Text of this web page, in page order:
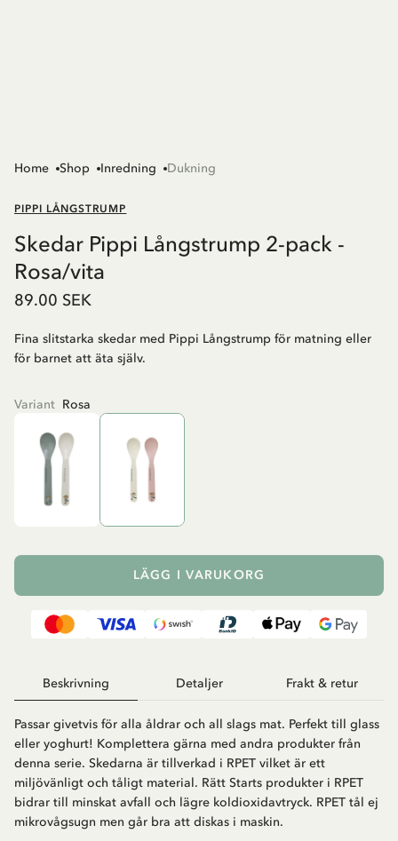
Home Shop Inredning Dukning
PIPPI LÅNGSTRUMP
Skedar Pippi Långstrump 2-pack -
Rosa/vita
89.00 SEK
Fina slitstarka skedar med Pippi Långstrump för matning eller
för barnet att äta själv.
Variant Rosa
LÄGG I VARUKORG
Beskrivning Detaljer Frakt & retur
Passar givetvis för alla åldrar och all slags mat. Perfekt till glass
eller yoghurt! Komplettera gärna med andra produkter från
denna serie. Skedarna är tillverkad i RPET vilket är ett
miljövänligt och tåligt material. Rätt Starts produkter i RPET
bidrar till minskat avfall och lägre koldioxidavtryck. RPET tål ej
mikrovågsugn men går bra att diskas i maskin.